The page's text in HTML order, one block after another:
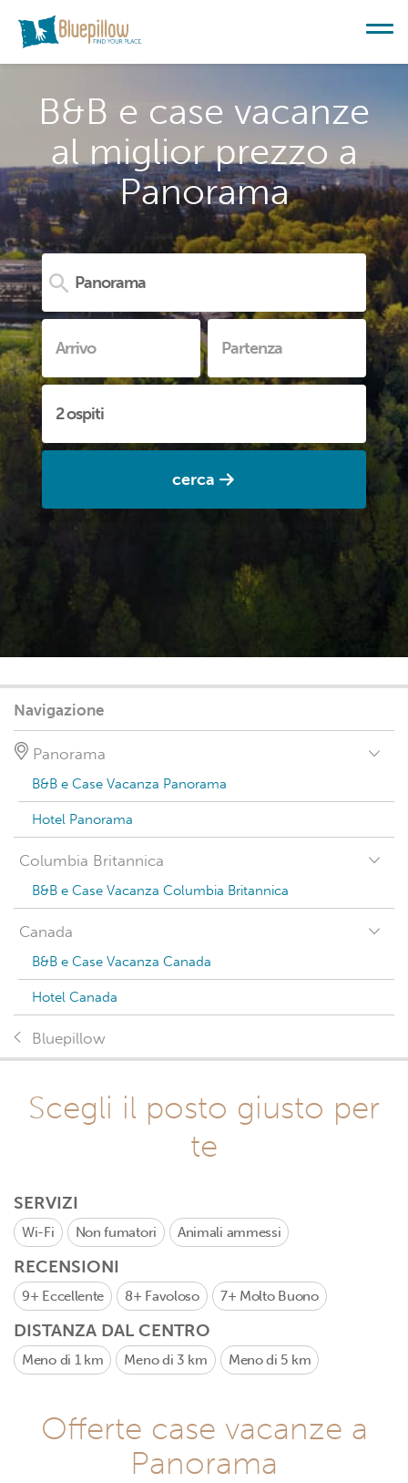
B&B e case vacanze
al miglior prezzo a
Panorama
cerca
Navigazione
Panorama
B&B e Case Vacanza Panorama
Hotel Panorama
Columbia Britannica
B&B e Case Vacanza Columbia Britannica
Canada
B&B e Case Vacanza Canada
Hotel Canada
Bluepillow
Scegli il posto giusto per
te
SERVIZI
Wi-Fi Non fumatori Animali ammessi
RECENSIONI
9+ Eccellente 8+ Favoloso 7+ Molto Buono
DISTANZA DAL CENTRO
Meno di 1 km Meno di 3 km Meno di 5 km
Offerte case vacanze a
Panorama